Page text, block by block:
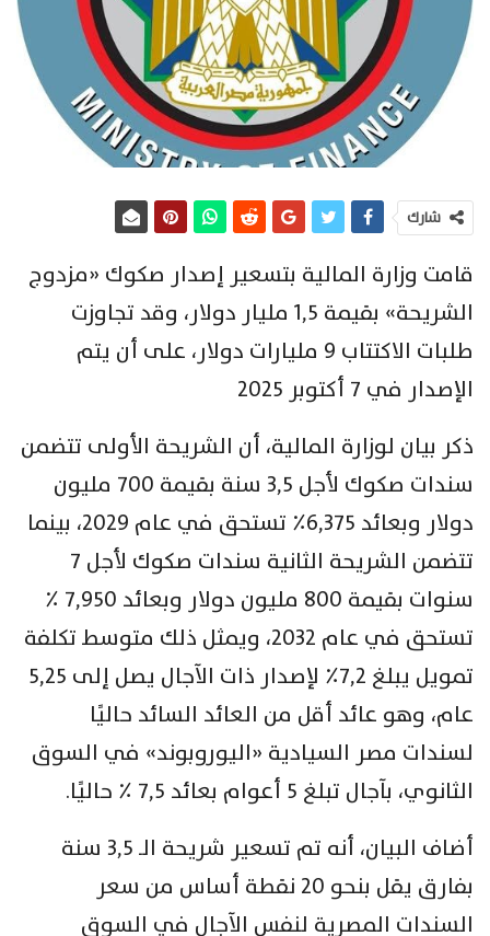
شارك
قامت وزارة المالية بتسعير إصدار صكوك «مزدوج
الشريحة» بقيمة ١,٥ مليار دولار، وقد تجاوزت
طلبات الاكتتاب ٩ مليارات دولار، على أن يتم
الإصدار في ٧ أكتوبر ٢٠٢٥
ذكر بيان لوزارة المالية، أن الشريحة الأولى تتضمن
سندات صكوك لأجل ٣,٥ سنة بقيمة ٧٠٠ مليون
دولار وبعائد ٦,٣٧٥٪ تستحق في عام ٢٠٢٩، بينما
تتضمن الشريحة الثانية سندات صكوك لأجل ٧
سنوات بقيمة ٨٠٠ مليون دولار وبعائد ٧,٩٥٠ ٪
تستحق في عام ٢٠٣٢، ويمثل ذلك متوسط تكلفة
تمويل يبلغ ٧,٢٪؜ لإصدار ذات الآجال يصل إلى ٥,٢٥
عام، وهو عائد أقل من العائد السائد حاليًا
لسندات مصر السيادية «اليوروبوند» في السوق
الثانوي، بآجال تبلغ ٥ أعوام بعائد ٧,٥ ٪؜ حاليًا.
أضاف البيان، أنه تم تسعير شريحة الـ ٣,٥ سنة
بفارق يقل بنحو ٢٠ نقطة أساس من سعر
السندات المصرية لنفس الآجال في السوق